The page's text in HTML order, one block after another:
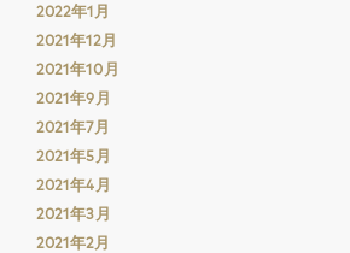
2022年1月
2021年12月
2021年10月
2021年9月
2021年7月
2021年5月
2021年4月
2021年3月
2021年2月